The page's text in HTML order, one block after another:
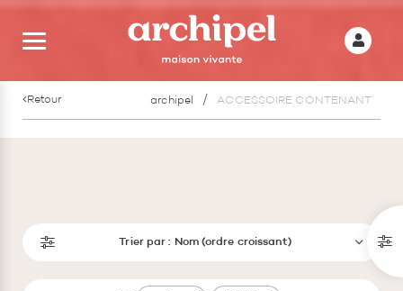
Retour archipel ACCESSOIRE CONTENANT
Trier par : Nom (ordre croissant)